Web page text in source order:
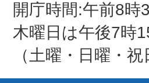
開庁時間:午前8時
木曜日は午後7時
（土曜・日曜・